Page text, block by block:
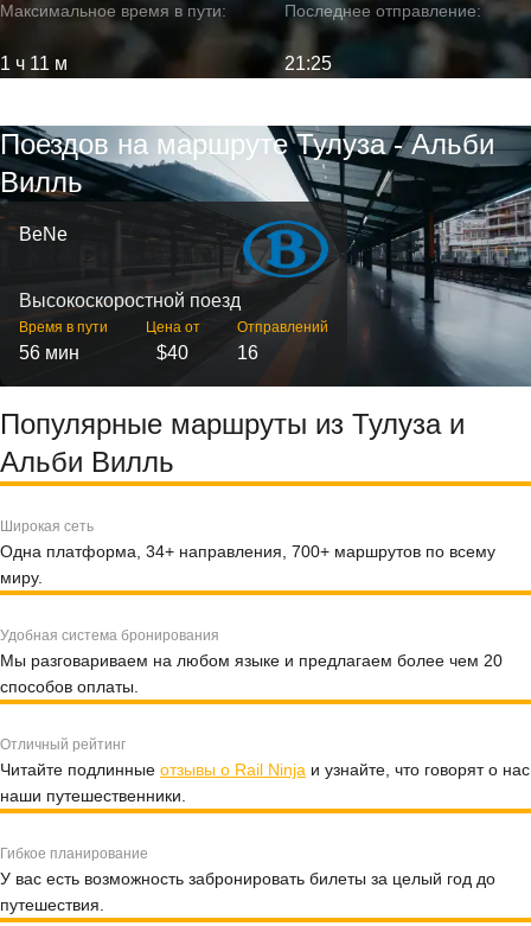
Максимальное время в пути:
1 ч 11 м
Последнее отправление:
21:25
Поездов на маршруте Тулуза - Альби
Вилль
BeNe
Высокоскоростной поезд
Время в пути
56 мин
Цена от
$40
Отправлений
16
Популярные маршруты из Тулуза и
Альби Вилль
Широкая сеть
Одна платформа, 34+ направления, 700+ маршрутов по всему
миру.
Удобная система бронирования
Мы разговариваем на любом языке и предлагаем более чем 20
способов оплаты.
Отличный рейтинг
Читайте подлинные отзывы о Rail Ninja и узнайте, что говорят о нас
наши путешественники.
Гибкое планирование
У вас есть возможность забронировать билеты за целый год до
путешествия.